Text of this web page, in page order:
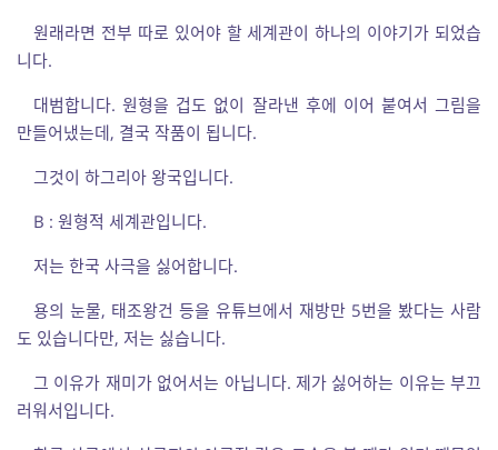
원래라면 전부 따로 있어야 할 세계관이 하나의 이야기가 되었습
니다.
대범합니다. 원형을 겁도 없이 잘라낸 후에 이어 붙여서 그림을
만들어냈는데, 결국 작품이 됩니다.
그것이 하그리아 왕국입니다.
B : 원형적 세계관입니다.
저는 한국 사극을 싫어합니다.
용의 눈물, 태조왕건 등을 유튜브에서 재방만 5번을 봤다는 사람
도 있습니다만, 저는 싫습니다.
그 이유가 재미가 없어서는 아닙니다. 제가 싫어하는 이유는 부끄
러워서입니다.